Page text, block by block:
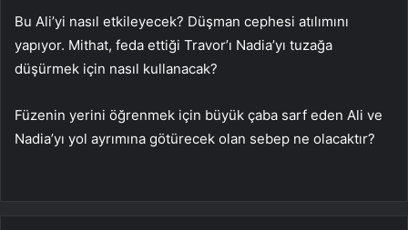
Bu Ali’yi nasıl etkileyecek? Düşman cephesi atılımını
yapıyor. Mithat, feda ettiği Travor’ı Nadia’yı tuzağa
düşürmek için nasıl kullanacak?
Füzenin yerini öğrenmek için büyük çaba sarf eden Ali ve
Nadia’yı yol ayrımına götürecek olan sebep ne olacaktır?